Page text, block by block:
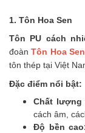
1. Tôn Hoa Sen
Tôn PU cách
đoànTôn Hoa Sen
tôn thép tại Việt
Đặc điểm nổi bật:
Chất
cách âm,
Độ bền